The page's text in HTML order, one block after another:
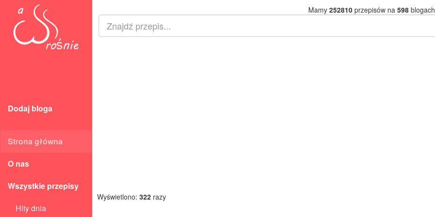
Dodaj bloga
Strona główna
O nas
Wszystkie przepisy
Hity dnia
Mamy 252810przepisów na 598
Wyświetlono: 322 razy